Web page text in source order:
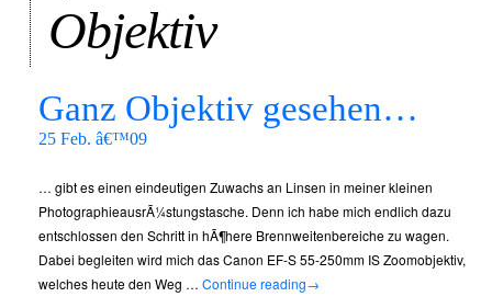
Objektiv
Ganz Objektiv gesehen…
25 Feb. â€™09
… gibt es einen eindeutigen Zuwachs an Linsen in meiner kleinen
PhotographieausrÃ¼stungstasche. Denn ich habe mich endlich dazu
entschlossen den Schritt in hÃ¶here Brennweitenbereiche zu wagen.
Dabei begleiten wird mich das Canon EF-S 55-250mm IS Zoomobjektiv,
welches heute den Weg … Continue reading→